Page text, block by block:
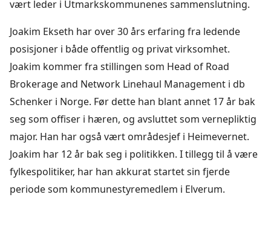
vært leder i Utmarkskommunenes sammenslutning.
Joakim Ekseth har over 30 års erfaring fra ledende
posisjoner i både offentlig og privat virksomhet.
Joakim kommer fra stillingen som Head of Road
Brokerage and Network Linehaul Management i db
Schenker i Norge. Før dette han blant annet 17 år bak
seg som offiser i hæren, og avsluttet som vernepliktig
major. Han har også vært områdesjef i Heimevernet.
Joakim har 12 år bak seg i politikken. I tillegg til å være
fylkespolitiker, har han akkurat startet sin fjerde
periode som kommunestyremedlem i Elverum.